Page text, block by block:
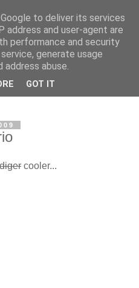
cooler...
to deliver its services
address and user-agent are
performance and security
generate usage
abuse.
GOT IT